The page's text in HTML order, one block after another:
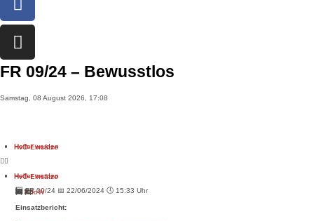
FR 09/24 – Bewusstlos
Samstag, 08 August 2026, 17:08
Helfer werden
HvO-Einsätze
Helfer werden
HvO-Einsätze
#️⃣ FR 09/24 📅 22/06/2024 🕓 15:33 Uhr
📟 R2
🚒KdoW
🚒 🚒
Einsatzbericht: